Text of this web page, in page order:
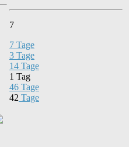
7
7 Tage
3 Tage
14 Tage
1 Tag
46 Tage
42 Tage